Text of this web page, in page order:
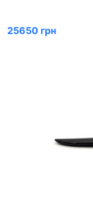
25650 грн